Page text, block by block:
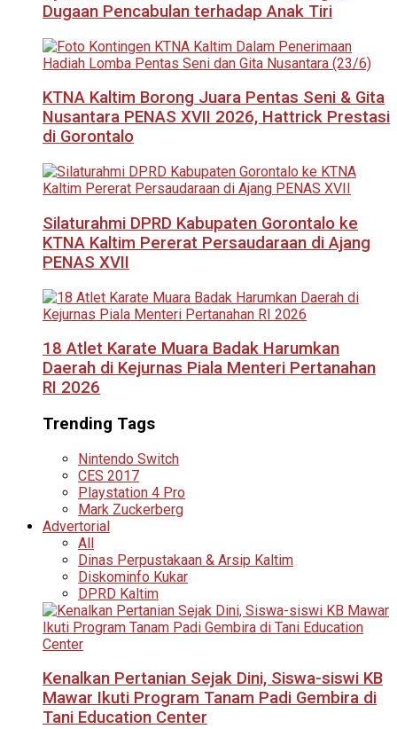
Dugaan Pencabulan terhadap Anak Tiri
KTNA Kaltim Borong Juara Pentas Seni & Gita
Nusantara PENAS XVII 2026, Hattrick Prestasi
di Gorontalo
Silaturahmi DPRD Kabupaten Gorontalo ke
KTNA Kaltim Pererat Persaudaraan di Ajang
PENAS XVII
18 Atlet Karate Muara Badak Harumkan
Daerah di Kejurnas Piala Menteri Pertanahan
RI 2026
Trending Tags
Nintendo Switch
CES 2017
Playstation 4 Pro
Mark Zuckerberg
Advertorial
All
Dinas Perpustakaan & Arsip Kaltim
Diskominfo Kukar
DPRD Kaltim
Kenalkan Pertanian Sejak Dini, Siswa-siswi KB
Mawar Ikuti Program Tanam Padi Gembira di
Tani Education Center